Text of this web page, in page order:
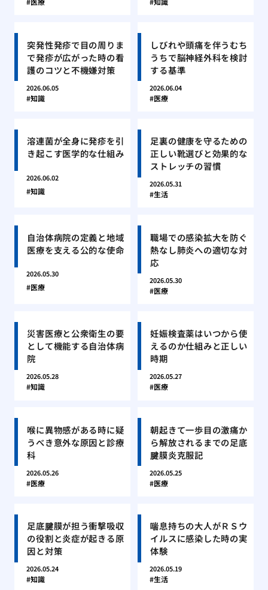
突発性発疹で目の周りま
で発疹が広がった時の看
護のコツと不機嫌対策
2026.06.05
知識
しびれや頭痛を伴うむち
うちで脳神経外科を検討
する基準
2026.06.04
医療
溶連菌が全身に発疹を引
き起こす医学的な仕組み
2026.06.02
知識
足裏の健康を守るための
正しい靴選びと効果的な
ストレッチの習慣
2026.05.31
生活
自治体病院の定義と地域
医療を支える公的な使命
2026.05.30
医療
職場での感染拡大を防ぐ
熱なし肺炎への適切な対
応
2026.05.30
医療
災害医療と公衆衛生の要
として機能する自治体病
院
2026.05.28
知識
妊娠検査薬はいつから使
えるのか仕組みと正しい
時期
2026.05.27
医療
喉に異物感がある時に疑
うべき意外な原因と診療
科
2026.05.26
医療
朝起きて一歩目の激痛か
ら解放されるまでの足底
腱膜炎克服記
2026.05.25
医療
足底腱膜が担う衝撃吸収
の役割と炎症が起きる原
因と対策
2026.05.24
知識
喘息持ちの大人がＲＳウ
イルスに感染した時の実
体験
2026.05.19
生活